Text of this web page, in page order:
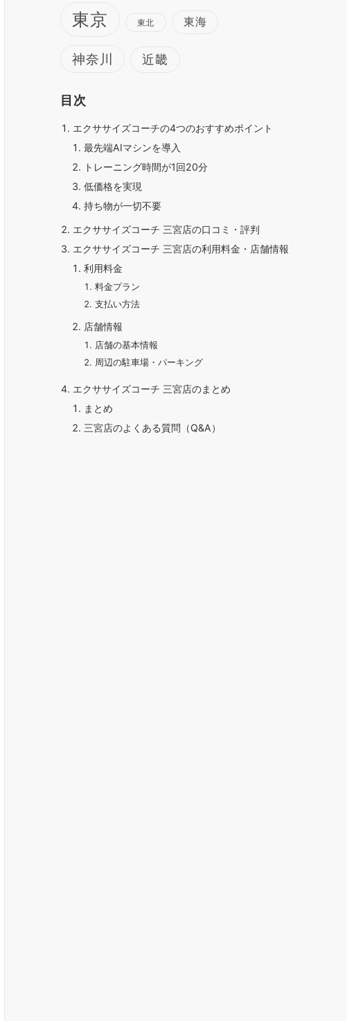
東京 東北 東海
神奈川 近畿
目次
エクササイズコーチの4つのおすすめポイント
最先端AIマシンを導入
トレーニング時間が1回20分
低価格を実現
持ち物が一切不要
エクササイズコーチ 三宮店の口コミ・評判
エクササイズコーチ 三宮店の利用料金・店舗情報
利用料金
料金プラン
支払い方法
店舗情報
店舗の基本情報
周辺の駐車場・パーキング
エクササイズコーチ 三宮店のまとめ
まとめ
三宮店のよくある質問（Q&A）